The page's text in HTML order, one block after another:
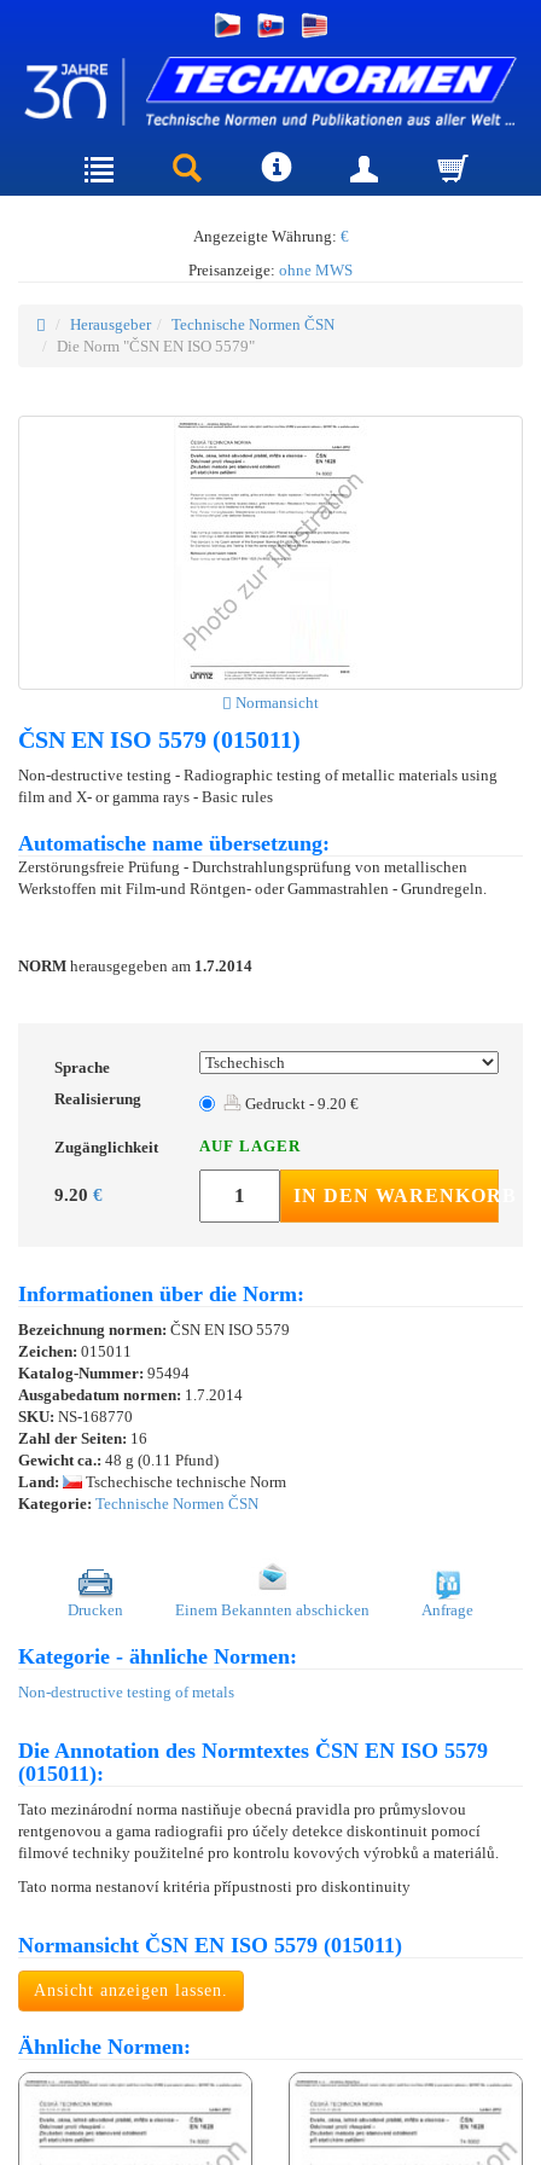
Angezeigte Währung: €
Preisanzeige: ohne MWS
Herausgeber
Technische Normen ČSN
Die Norm "ČSN EN ISO 5579"
Normansicht
ČSN EN ISO 5579 (015011)
Non-destructive testing - Radiographic testing of metallic materials using
film and X- or gamma rays - Basic rules
Automatische name übersetzung:
Zerstörungsfreie Prüfung - Durchstrahlungsprüfung von metallischen
Werkstoffen mit Film-und Röntgen- oder Gammastrahlen - Grundregeln.
NORM herausgegeben am 1.7.2014
Sprache
Realisierung
Gedruckt - 9.20 €
Zugänglichkeit AUF LAGER
9.20 € IN DEN WARENKORB
Informationen über die Norm:
Bezeichnung normen: ČSN EN ISO 5579
Zeichen: 015011
Katalog-Nummer: 95494
Ausgabedatum normen: 1.7.2014
SKU: NS-168770
Zahl der Seiten: 16
Gewicht ca.: 48 g (0.11 Pfund)
Land:
Tschechische technische Norm
Kategorie: Technische Normen ČSN
Drucken Einem Bekannten abschicken Anfrage
Kategorie - ähnliche Normen:
Non-destructive testing of metals
Die Annotation des Normtextes ČSN EN ISO 5579
(015011):
Tato mezinárodní norma nastiňuje obecná pravidla pro průmyslovou
rentgenovou a gama radiografii pro účely detekce diskontinuit pomocí
filmové techniky použitelné pro kontrolu kovových výrobků a materiálů.
Tato norma nestanoví kritéria přípustnosti pro diskontinuity
Normansicht ČSN EN ISO 5579 (015011)
Ansicht anzeigen lassen.
Ähnliche Normen: